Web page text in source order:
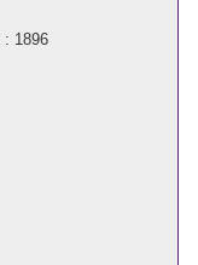
: 1896